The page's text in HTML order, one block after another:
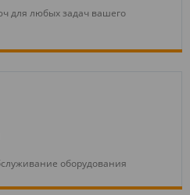
для любых задач вашего
оборудования